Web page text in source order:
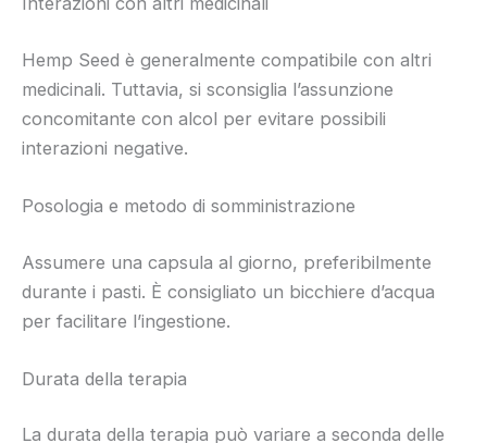
Hemp Seed è generalmente compatibile con altri
medicinali. Tuttavia, si sconsiglia l’assunzione
concomitante con alcol per evitare possibili
interazioni negative.
Posologia e metodo di somministrazione
Assumere una capsula al giorno, preferibilmente
durante i pasti. È consigliato un bicchiere d’acqua
per facilitare l’ingestione.
Durata della terapia
La durata della terapia può variare a seconda delle